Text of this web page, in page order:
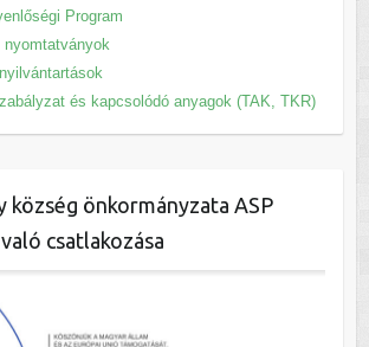
Program
nyomtatványok
és kapcsolódó anyagok (TAK, TKR)
község önkormányzata ASP
csatlakozása